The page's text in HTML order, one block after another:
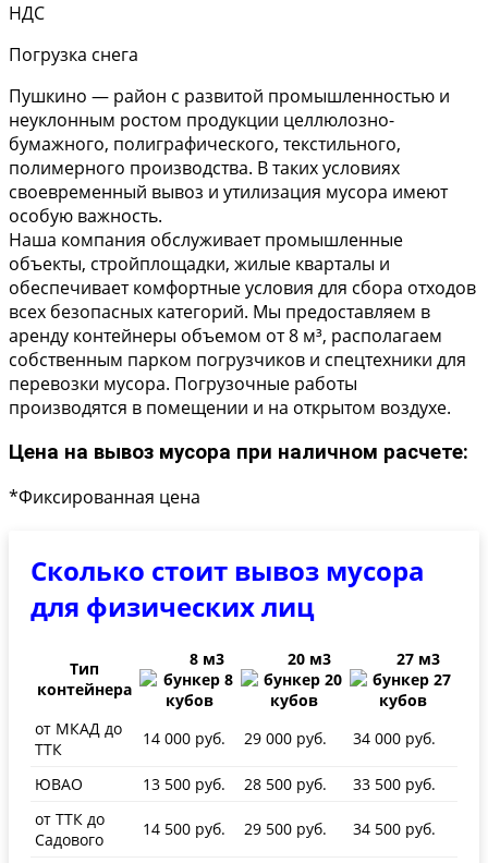
НДС
Погрузка снега
Пушкино — район с развитой промышленностью и
неуклонным ростом продукции целлюлозно-
бумажного, полиграфического, текстильного,
полимерного производства. В таких условиях
своевременный вывоз и утилизация мусора имеют
особую важность.
Наша компания обслуживает промышленные
объекты, стройплощадки, жилые кварталы и
обеспечивает комфортные условия для сбора отходов
всех безопасных категорий. Мы предоставляем в
аренду контейнеры объемом от 8 м³, располагаем
собственным парком погрузчиков и спецтехники для
перевозки мусора. Погрузочные работы
производятся в помещении и на открытом воздухе.
Цена на вывоз мусора при наличном расчете:
*Фиксированная цена
Сколько стоит вывоз мусора
для физических лиц
Тип
контейнера
8 м3 20 м3 27 м3
от МКАД до
ТТК
14 000 руб. 29 000 руб. 34 000 руб.
ЮВАО 13 500 руб. 28 500 руб.
33 500 руб.
от ТТК до
Садового
14 500 руб. 29 500 руб. 34 500 руб.